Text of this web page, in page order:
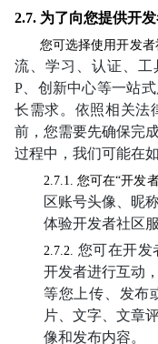
2.7. 为了向您提供开
您可选择使用开发
流、学习、认证、
P、创新中心等一站
长需求。依照相关法
前，您需要先确保完
过程中，我们可能在
2.7.1. 您可在“开发
区账号头像、昵
体验开发者社区服
2.7.2. 您可在开发
开发者进行互动
等您上传、发布
片、文字、文章
像和发布内容。